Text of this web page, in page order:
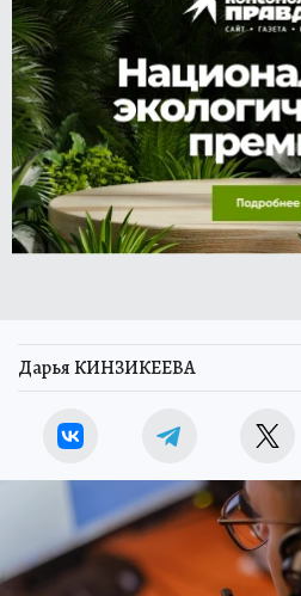
Дарья КИНЗИКЕЕВА